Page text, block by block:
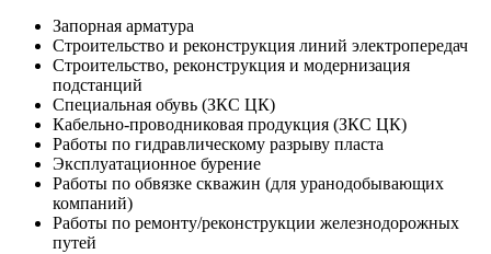
Запорная арматура
Строительство и реконструкция линий электропередач
Строительство, реконструкция и модернизация
подстанций
Специальная обувь (ЗКС ЦК)
Кабельно-проводниковая продукция (ЗКС ЦК)
Работы по гидравлическому разрыву пласта
Эксплуатационное бурение
Работы по обвязке скважин (для уранодобывающих
компаний)
Работы по ремонту/реконструкции железнодорожных
путей